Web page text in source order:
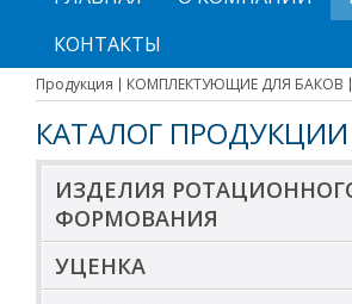
КОНТАКТЫ
Продукция КОМПЛЕКТУЮЩИЕ ДЛЯ БАКОВ
КАТАЛОГ ПРОДУКЦИИ
ИЗДЕЛИЯ
ФОРМОВАНИЯ
УЦЕНКА